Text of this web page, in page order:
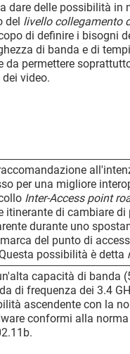
dare delle possibilità in
del livello collegamento
di definire i bisogni
di banda e di
da permettere
video.
per una migliore
Inter-Access point
itinerante di cambiare di
durante uno
del punto di
possibilità è detta
capacità di banda
di frequenza dei 3.4
ascendente con la
conformi alla